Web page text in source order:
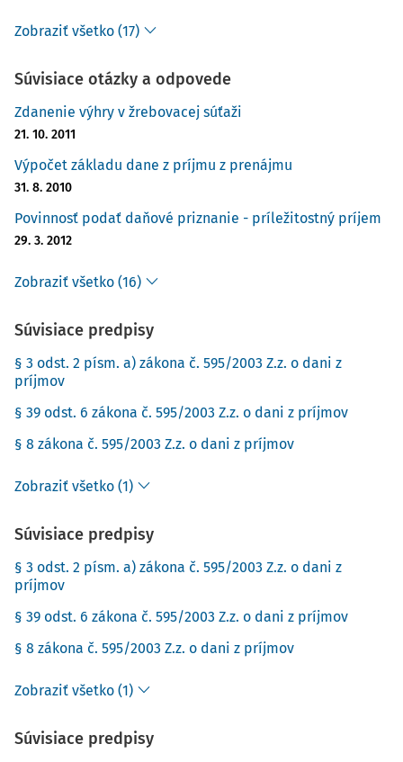
Zobraziť všetko (17)
Súvisiace otázky a odpovede
Zdanenie výhry v žrebovacej súťaži
21. 10. 2011
Výpočet základu dane z príjmu z prenájmu
31. 8. 2010
Povinnosť podať daňové priznanie - príležitostný príjem
29. 3. 2012
Zobraziť všetko (16)
Súvisiace predpisy
§ 3 odst. 2 písm. a) zákona č. 595/2003 Z.z. o dani z
príjmov
§ 39 odst. 6 zákona č. 595/2003 Z.z. o dani z príjmov
§ 8 zákona č. 595/2003 Z.z. o dani z príjmov
Zobraziť všetko (1)
Súvisiace predpisy
§ 3 odst. 2 písm. a) zákona č. 595/2003 Z.z. o dani z
príjmov
§ 39 odst. 6 zákona č. 595/2003 Z.z. o dani z príjmov
§ 8 zákona č. 595/2003 Z.z. o dani z príjmov
Zobraziť všetko (1)
Súvisiace predpisy